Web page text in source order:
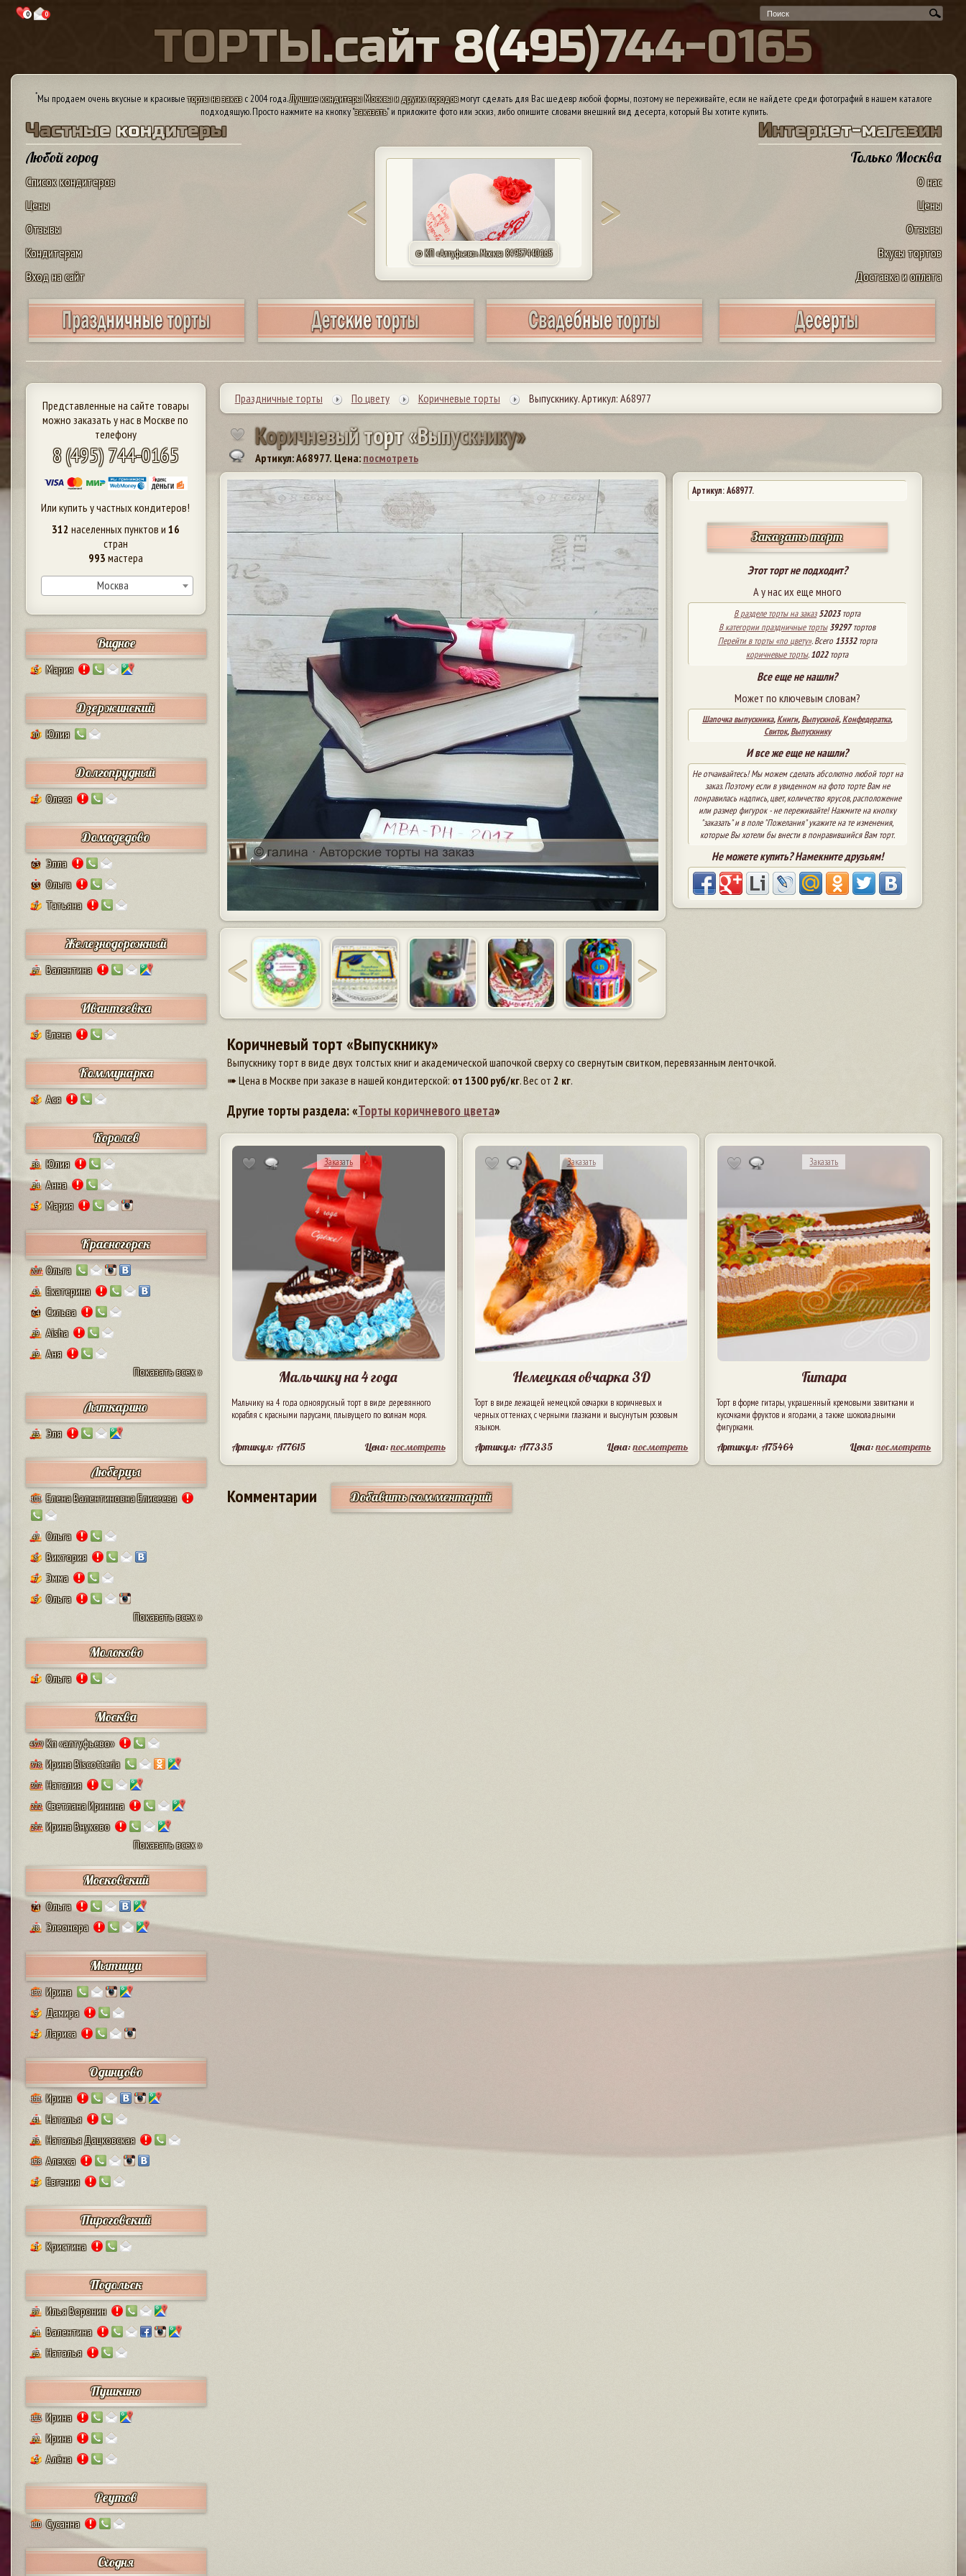
0 0
ТОРТЫ.сайт 8(495)744-0165
*Мы продаем очень вкусные и красивыеторты на заказс 2004 года.Лучшие кондитеры Москвы и других городовмогут сделать для Вас шедевр любой формы, поэтому не переживайте, если не найдете среди фотографий в нашем каталоге
подходящую. Просто нажмите на кнопку "заказать" и приложите фото или эскиз, либо опишите словами внешний вид десерта, который Вы хотите купить.
Частные кондитеры
Любой город
Список кондитеров
Цены
Отзывы
Кондитерам
Вход на сайт
Интернет-магазин
Только Москва
О нас
Цены
Отзывы
Вкусы тортов
Доставка и оплата
© КП «Алтуфьево». Москва 84957440165
Представленные на сайте товары
можно заказать у нас в Москве по
телефону
8 (495) 744-0165
Или купить у частных кондитеров!
312 населенных пунктов и 16
стран
993 мастера
Москва
Видное
5 Мария
Дзержинский
10 Юлия
Долгопрудный
2 Олеся
Домодедово
63 Элла
55 Ольга
7 Татьяна
Железнодорожный
17 Валентина
Ивантеевка
9 Елена
Коммунарка
8 Ася
Королев
38 Юлия
24 Анна
5 Мария
Красногорск
207 Ольга
43 Екатерина
64 Сильва
29 Aisha
19
Аня
Показать всех »
Лыткарино
23 Эля
Люберцы
101 Елена Валентиновна Елисеева
47 Ольга
8 Виктория
7 Эмма
9
Ольга
Показать всех »
Молоково
1 Ольга
Москва
4579 Кп «алтуфьево»
378 Ирина Biscotteria
307 Наталия
222 Светлана Иринина
297 Ирина Внуково
Показать всех »
Московский
74 Ольга
28 Элеонора
Мытищи
132 Ирина
9 Дамира
2 Лариса
Одинцово
111 Ирина
41 Наталья
25 Наталья Дацковская
128 Алекса
2 Евгения
Пироговский
1 Кристина
Подольск
37 Илья Воронин
14 Валентина
13 Наталья
Пушкино
125 Ирина
12 Ирина
4 Алёна
Реутов
110 Сусанна
Сходня
Праздничные торты По цвету Коричневые торты Выпускнику. Артикул: А68977
Коричневыйторт«Выпускнику»
Артикул: A68977. Цена: посмотреть
Артикул: A68977.
Заказать торт
Этот торт не подходит?
А у нас их еще много
В разделе торты на заказ 52023торта
В категории праздничные торты 39297тортов
Перейти в торты «по цвету». Всего 13332торта
коричневые торты.1022торта
Все еще не нашли?
Может по ключевым словам?
Шапочка выпускника,Книги,Выпускной,Конфедератка,
Свиток,Выпускнику
И все же еще не нашли?
Не отчаивайтесь! Мы можем сделать абсолютно любой торт на
заказ. Поэтому если в увиденном на фото торте Вам не
понравилась надпись, цвет, количество ярусов, расположение
или размер фигурок - не переживайте! Нажмите на кнопку
"заказать" и в поле "Пожелания" укажите на те изменения,
которые Вы хотели бы внести в понравившийся Вам торт.
Не можете купить? Намекните друзьям!
Коричневый торт «Выпускнику»
Выпускнику торт в виде двух толстых книг и академической шапочкой сверху со свернутым свитком, перевязанным ленточкой.
➠ Цена в Москве при заказе в нашей кондитерской: от 1300руб/кг. Вес от 2 кг.
Другие торты раздела: «Торты коричневого цвета»
Заказать
Мальчику на 4 года
Мальчику на 4 года одноярусный торт в виде деревянного
корабля с красными парусами, плывущего по волнам моря.
Артикул: A77615 Цена:посмотреть
Заказать
Немецкая овчарка 3D
Торт в виде лежащей немецкой овчарки в коричневых и
черных оттенках, с черными глазками и высунутым розовым
языком.
Артикул: A77335 Цена:посмотреть
Заказать
Гитара
Торт в форме гитары, украшенный кремовыми завитками и
кусочками фруктов и ягодами, а также шоколадными
фигурками.
Артикул: A75464 Цена:посмотреть
Комментарии Добавить комментарий